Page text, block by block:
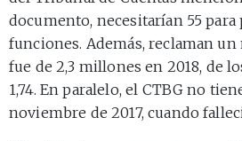
documento, necesitarían 55 para
funciones. Además, reclaman
fue de 2,3 millones en 2018, de
1,74. En paralelo, el CTBG no
noviembre de 2017, cuando